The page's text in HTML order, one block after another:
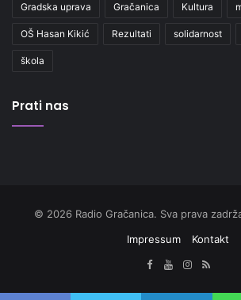
Gradska uprava Gračanica Kultura
OŠ Hasan Kikić Rezultati solidarnost
škola
Prati nas
© 2026 Radio Gračanica. Sva prava
Impressum
Kontakt